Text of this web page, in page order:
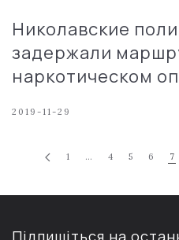
Николавские
задержали
наркотическом
2019-11-29
1 … 4 5 6 7
Підпишіться на